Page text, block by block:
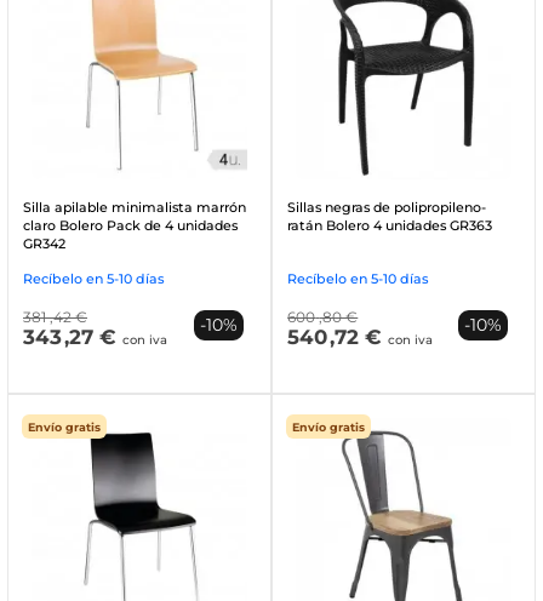
Silla apilable minimalista marrón
claro Bolero Pack de 4 unidades
GR342
Recíbelo en 5-10 días
381 ,42 €
343,27 € con iva
-10%
Sillas negras de polipropileno-
ratán Bolero 4 unidades GR363
Recíbelo en 5-10 días
600 ,80 €
540,72 € con iva
-10%
Envío gratis Envío gratis